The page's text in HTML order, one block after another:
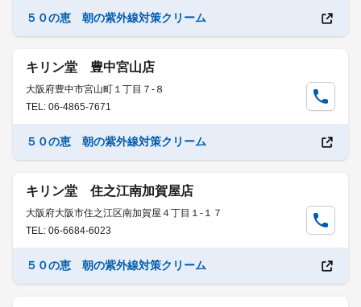
５０の恵 朝の紫外線対策クリーム
キリン堂 豊中宮山店
大阪府豊中市宮山町１丁目７-８
TEL: 06-4865-7671
５０の恵 朝の紫外線対策クリーム
キリン堂 住之江南加賀屋店
大阪府大阪市住之江区南加賀屋４丁目１-１７
TEL: 06-6684-6023
５０の恵 朝の紫外線対策クリーム